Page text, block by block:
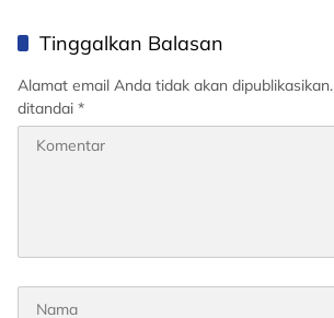
Tinggalkan Balasan
Alamat email Anda tidak akan dipublikasikan.
ditandai *